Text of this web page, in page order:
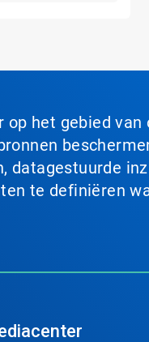
op het gebied
datagestuurde
te definiëren